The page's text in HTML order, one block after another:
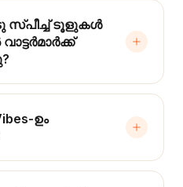
സ്‌പീച്ച് ടൂളുകൾ
ഉം